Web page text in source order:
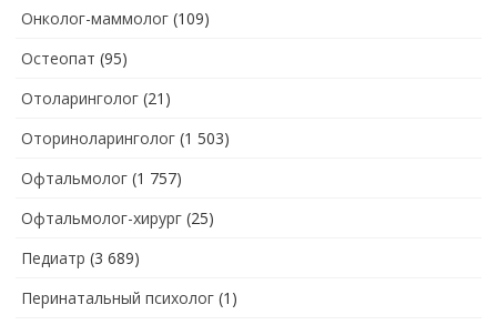
Онколог-маммолог (109)
Остеопат (95)
Отоларинголог (21)
Оториноларинголог (1 503)
Офтальмолог (1 757)
Офтальмолог-хирург (25)
Педиатр (3 689)
Перинатальный психолог (1)